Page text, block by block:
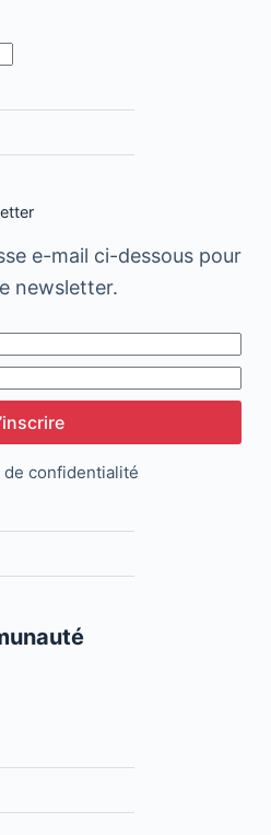
e-mail ci-dessous pour
newsletter.
confidentialité